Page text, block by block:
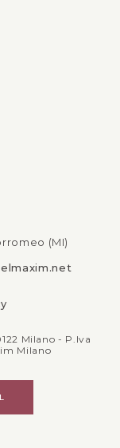
(MI)
Milano - P.Iva
Milano